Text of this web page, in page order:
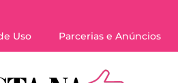
Uso Parcerias e Anúncios